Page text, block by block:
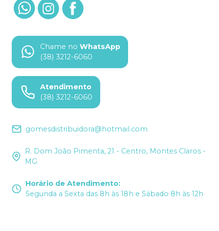
Chame no WhatsApp
(38) 3212-6060
Atendimento
(38) 3212-6060
gomesdistribuidora@hotmail.com
R. Dom João Pimenta, 21 - Centro, Montes Claros -
MG
Horário de Atendimento:
Segunda a Sexta das 8h às 18h e Sábado 8h às 12h